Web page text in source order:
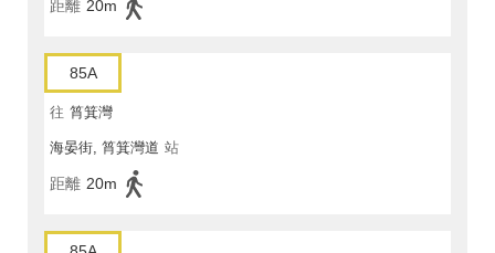
距離 20m
85A
往 筲箕灣
海晏街, 筲箕灣道 站
距離 20m